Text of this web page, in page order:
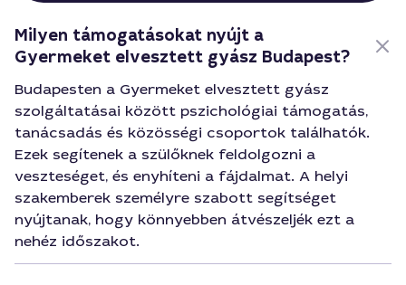
Milyen támogatásokat nyújt a
Gyermeket elvesztett gyász Budapest?
Budapesten a Gyermeket elvesztett gyász
szolgáltatásai között pszichológiai támogatás,
tanácsadás és közösségi csoportok találhatók.
Ezek segítenek a szülőknek feldolgozni a
veszteséget, és enyhíteni a fájdalmat. A helyi
szakemberek személyre szabott segítséget
nyújtanak, hogy könnyebben átvészeljék ezt a
nehéz időszakot.